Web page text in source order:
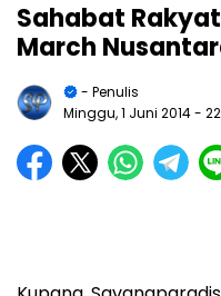
Sahabat
March
- Penulis
Minggu, 1 Juni 2014-